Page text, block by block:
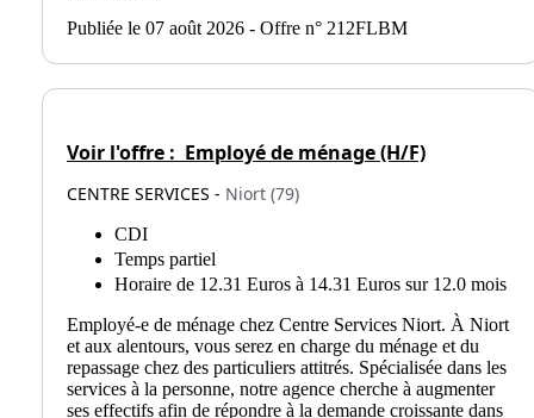
Publiée le 07 août 2026 - Offre n° 212FLBM
Voir l'offre : Employé de ménage (H/F)
CENTRE SERVICES - Niort (79)
CDI
Temps partiel
Horaire de 12.31 Euros à 14.31 Euros sur 12.0 mois
Employé-e de ménage chez Centre Services Niort. À Niort
et aux alentours, vous serez en charge du ménage et du
repassage chez des particuliers attitrés. Spécialisée dans les
services à la personne, notre agence cherche à augmenter
ses effectifs afin de répondre à la demande croissante dans